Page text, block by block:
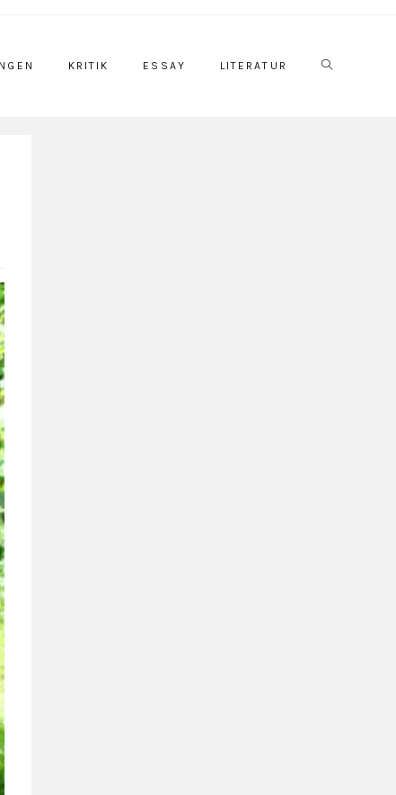
KRITIK ESSAY LITERATUR